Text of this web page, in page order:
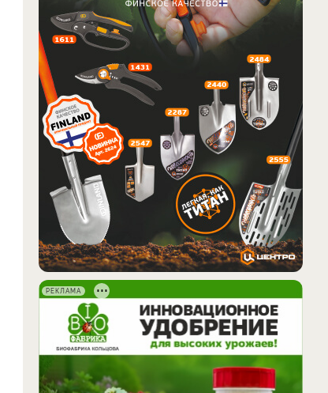
РЕКЛАМА